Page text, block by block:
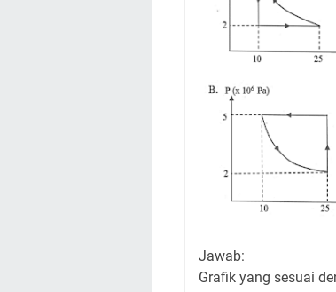
Jawab:
Grafik yang sesuai